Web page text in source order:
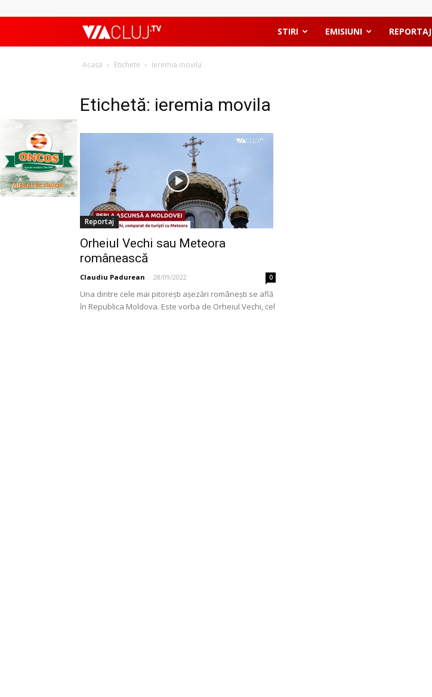
ViaClujTV STIRI EMISIUNI REPORTAJ
Acasă Etichete Ieremia movila
Etichetă: ieremia movila
Reportaj
Orheiul Vechi sau Meteora
românească
Claudiu Padurean - 28/09/2022 0
Una dintre cele mai pitorești așezări românești se află
în Republica Moldova. Este vorba de Orheiul Vechi, cel